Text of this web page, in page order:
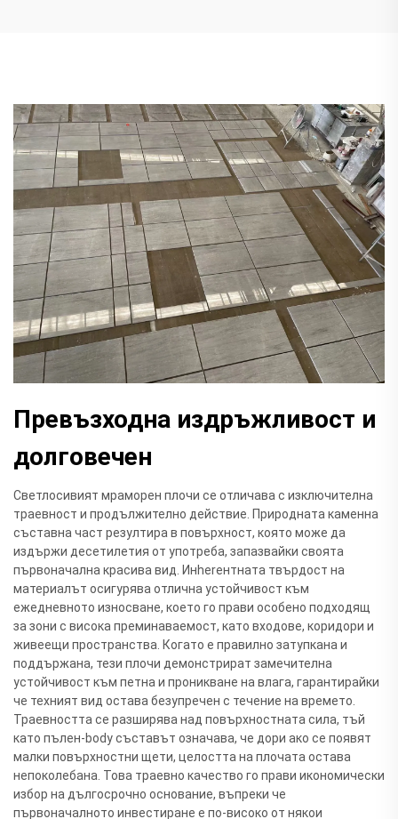
Превъзходна издръжливост и
долговечен
Светлосивият мраморен плочи се отличава с изключителна
траевност и продължително действие. Природната каменна
съставна част резултира в повърхност, която може да
издържи десетилетия от употреба, запазвайки своята
първоначална красива вид. Инherентната твърдост на
материалът осигурява отлична устойчивост към
ежедневното износване, което го прави особено подходящ
за зони с висока преминаваемост, като входове, коридори и
живеещи пространства. Когато е правилно затупкана и
поддържана, тези плочи демонстрират замечителна
устойчивост към петна и проникване на влага, гарантирайки
че техният вид остава безупречен с течение на времето.
Траевността се разширява над повърхностната сила, тъй
като пълен-body съставът означава, че дори ако се появят
малки повърхностни щети, целостта на плочата остава
непоколебана. Това траевно качество го прави икономически
избор на дългосрочно основание, въпреки че
първоначалното инвестиране е по-високо от някои